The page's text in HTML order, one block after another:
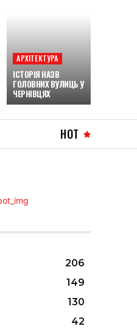
АРХІТЕКТУРА
ІСТОРІЯ НАЗВ
ГОЛОВНИХ ВУЛИЦЬ У
ЧЕРНІВЦЯХ
HOT
206
149
130
42